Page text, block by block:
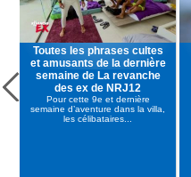
Toutes les phrases cultes
et amusants de la dernière
semaine de La revanche
des ex de NRJ12
Pour cette 9e et dernière
semaine d’aventure dans la villa,
les célibataires...